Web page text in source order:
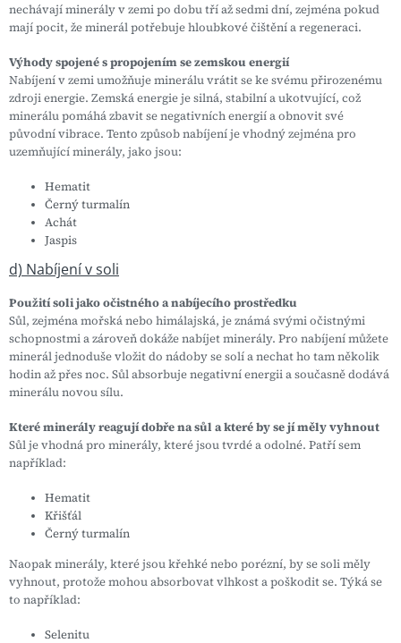
nechávají minerály v zemi po dobu tří až sedmi dní, zejména pokud
mají pocit, že minerál potřebuje hloubkové čištění a regeneraci.
Výhody spojené s propojením se zemskou energií
Nabíjení v zemi umožňuje minerálu vrátit se ke svému přirozenému
zdroji energie. Zemská energie je silná, stabilní a ukotvující, což
minerálu pomáhá zbavit se negativních energií a obnovit své
původní vibrace. Tento způsob nabíjení je vhodný zejména pro
uzemňující minerály, jako jsou:
Hematit
Černý turmalín
Achát
Jaspis
d) Nabíjení v soli
Použití soli jako očistného a nabíjecího prostředku
Sůl, zejména mořská nebo himálajská, je známá svými očistnými
schopnostmi a zároveň dokáže nabíjet minerály. Pro nabíjení můžete
minerál jednoduše vložit do nádoby se solí a nechat ho tam několik
hodin až přes noc. Sůl absorbuje negativní energii a současně dodává
minerálu novou sílu.
Které minerály reagují dobře na sůl a které by se jí měly vyhnout
Sůl je vhodná pro minerály, které jsou tvrdé a odolné. Patří sem
například:
Hematit
Křišťál
Černý turmalín
Naopak minerály, které jsou křehké nebo porézní, by se soli měly
vyhnout, protože mohou absorbovat vlhkost a poškodit se. Týká se
to například:
Selenitu